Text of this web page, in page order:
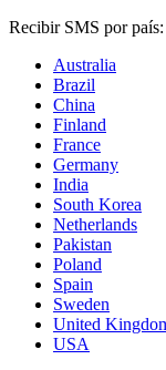
Recibir SMS por país:
Australia
Brazil
China
Finland
France
Germany
India
South Korea
Netherlands
Pakistan
Poland
Spain
Sweden
United
USA